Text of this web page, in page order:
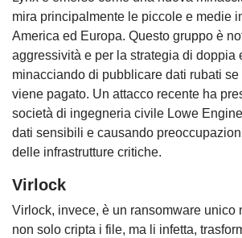
mira principalmente le piccole e medie
America ed Europa. Questo gruppo è
aggressività e per la strategia di doppia
minacciando di pubblicare dati rubati se
viene pagato. Un attacco recente ha
società di ingegneria civile Lowe
dati sensibili e causando
delle infrastrutture critiche.
Virlock
Virlock, invece, è un ransomware unico
non solo cripta i file, ma li infetta,